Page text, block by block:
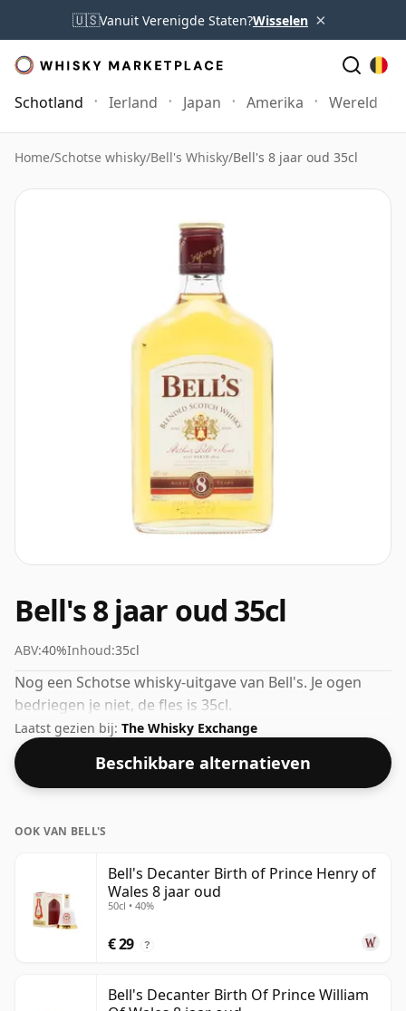
🇺🇸Vanuit Verenigde Staten?Wisselen ×
Schotland Ierland Japan Amerika Wereld
Home/Schotse whisky/Bell's Whisky/Bell's 8 jaar oud 35cl
Bell's 8 jaar oud 35cl
ABV:40%Inhoud:35cl
Nog een Schotse whisky-uitgave van Bell's. Je ogen
bedriegen je niet, de fles is 35cl.
Laatst gezien bij: The Whisky Exchange
Beschikbare alternatieven
OOK VAN BELL'S
Bell's Decanter Birth of Prince Henry of
Wales 8 jaar oud
50cl • 40%
€ 29 ?
Bell's Decanter Birth Of Prince William